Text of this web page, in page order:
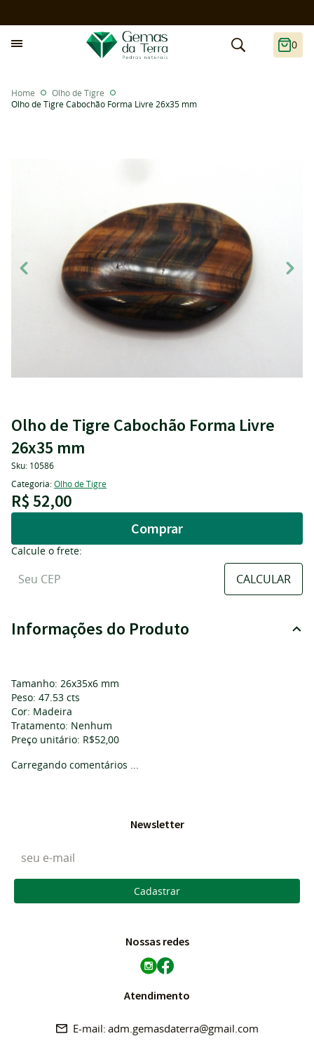
0
Home
Olho de Tigre
Olho de Tigre Cabochão Forma Livre 26x35 mm
Olho de Tigre Cabochão Forma Livre
26x35 mm
Sku: 10586
Categoria:Olho de Tigre
R$ 52,00
Comprar
Calcule o frete:
Informações do Produto
Tamanho: 26x35x6 mm
Peso: 47.53 cts
Cor: Madeira
Tratamento: Nenhum
Preço unitário: R$52,00
Carregando comentários ...
Newsletter
Cadastrar
Nossas redes
Atendimento
adm.gemasdaterra@gmail.com